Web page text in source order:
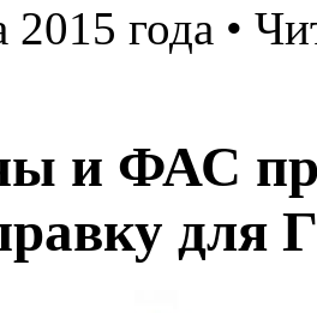
2015 года •
и ФАС
для